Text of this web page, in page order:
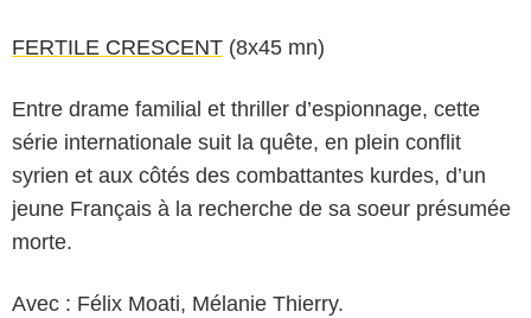
FERTILE CRESCENT (8x45 mn)
Entre drame familial et thriller d’espionnage, cette
série internationale suit la quête, en plein conflit
syrien et aux côtés des combattantes kurdes, d’un
jeune Français à la recherche de sa soeur présumée
morte.
Avec : Félix Moati, Mélanie Thierry.